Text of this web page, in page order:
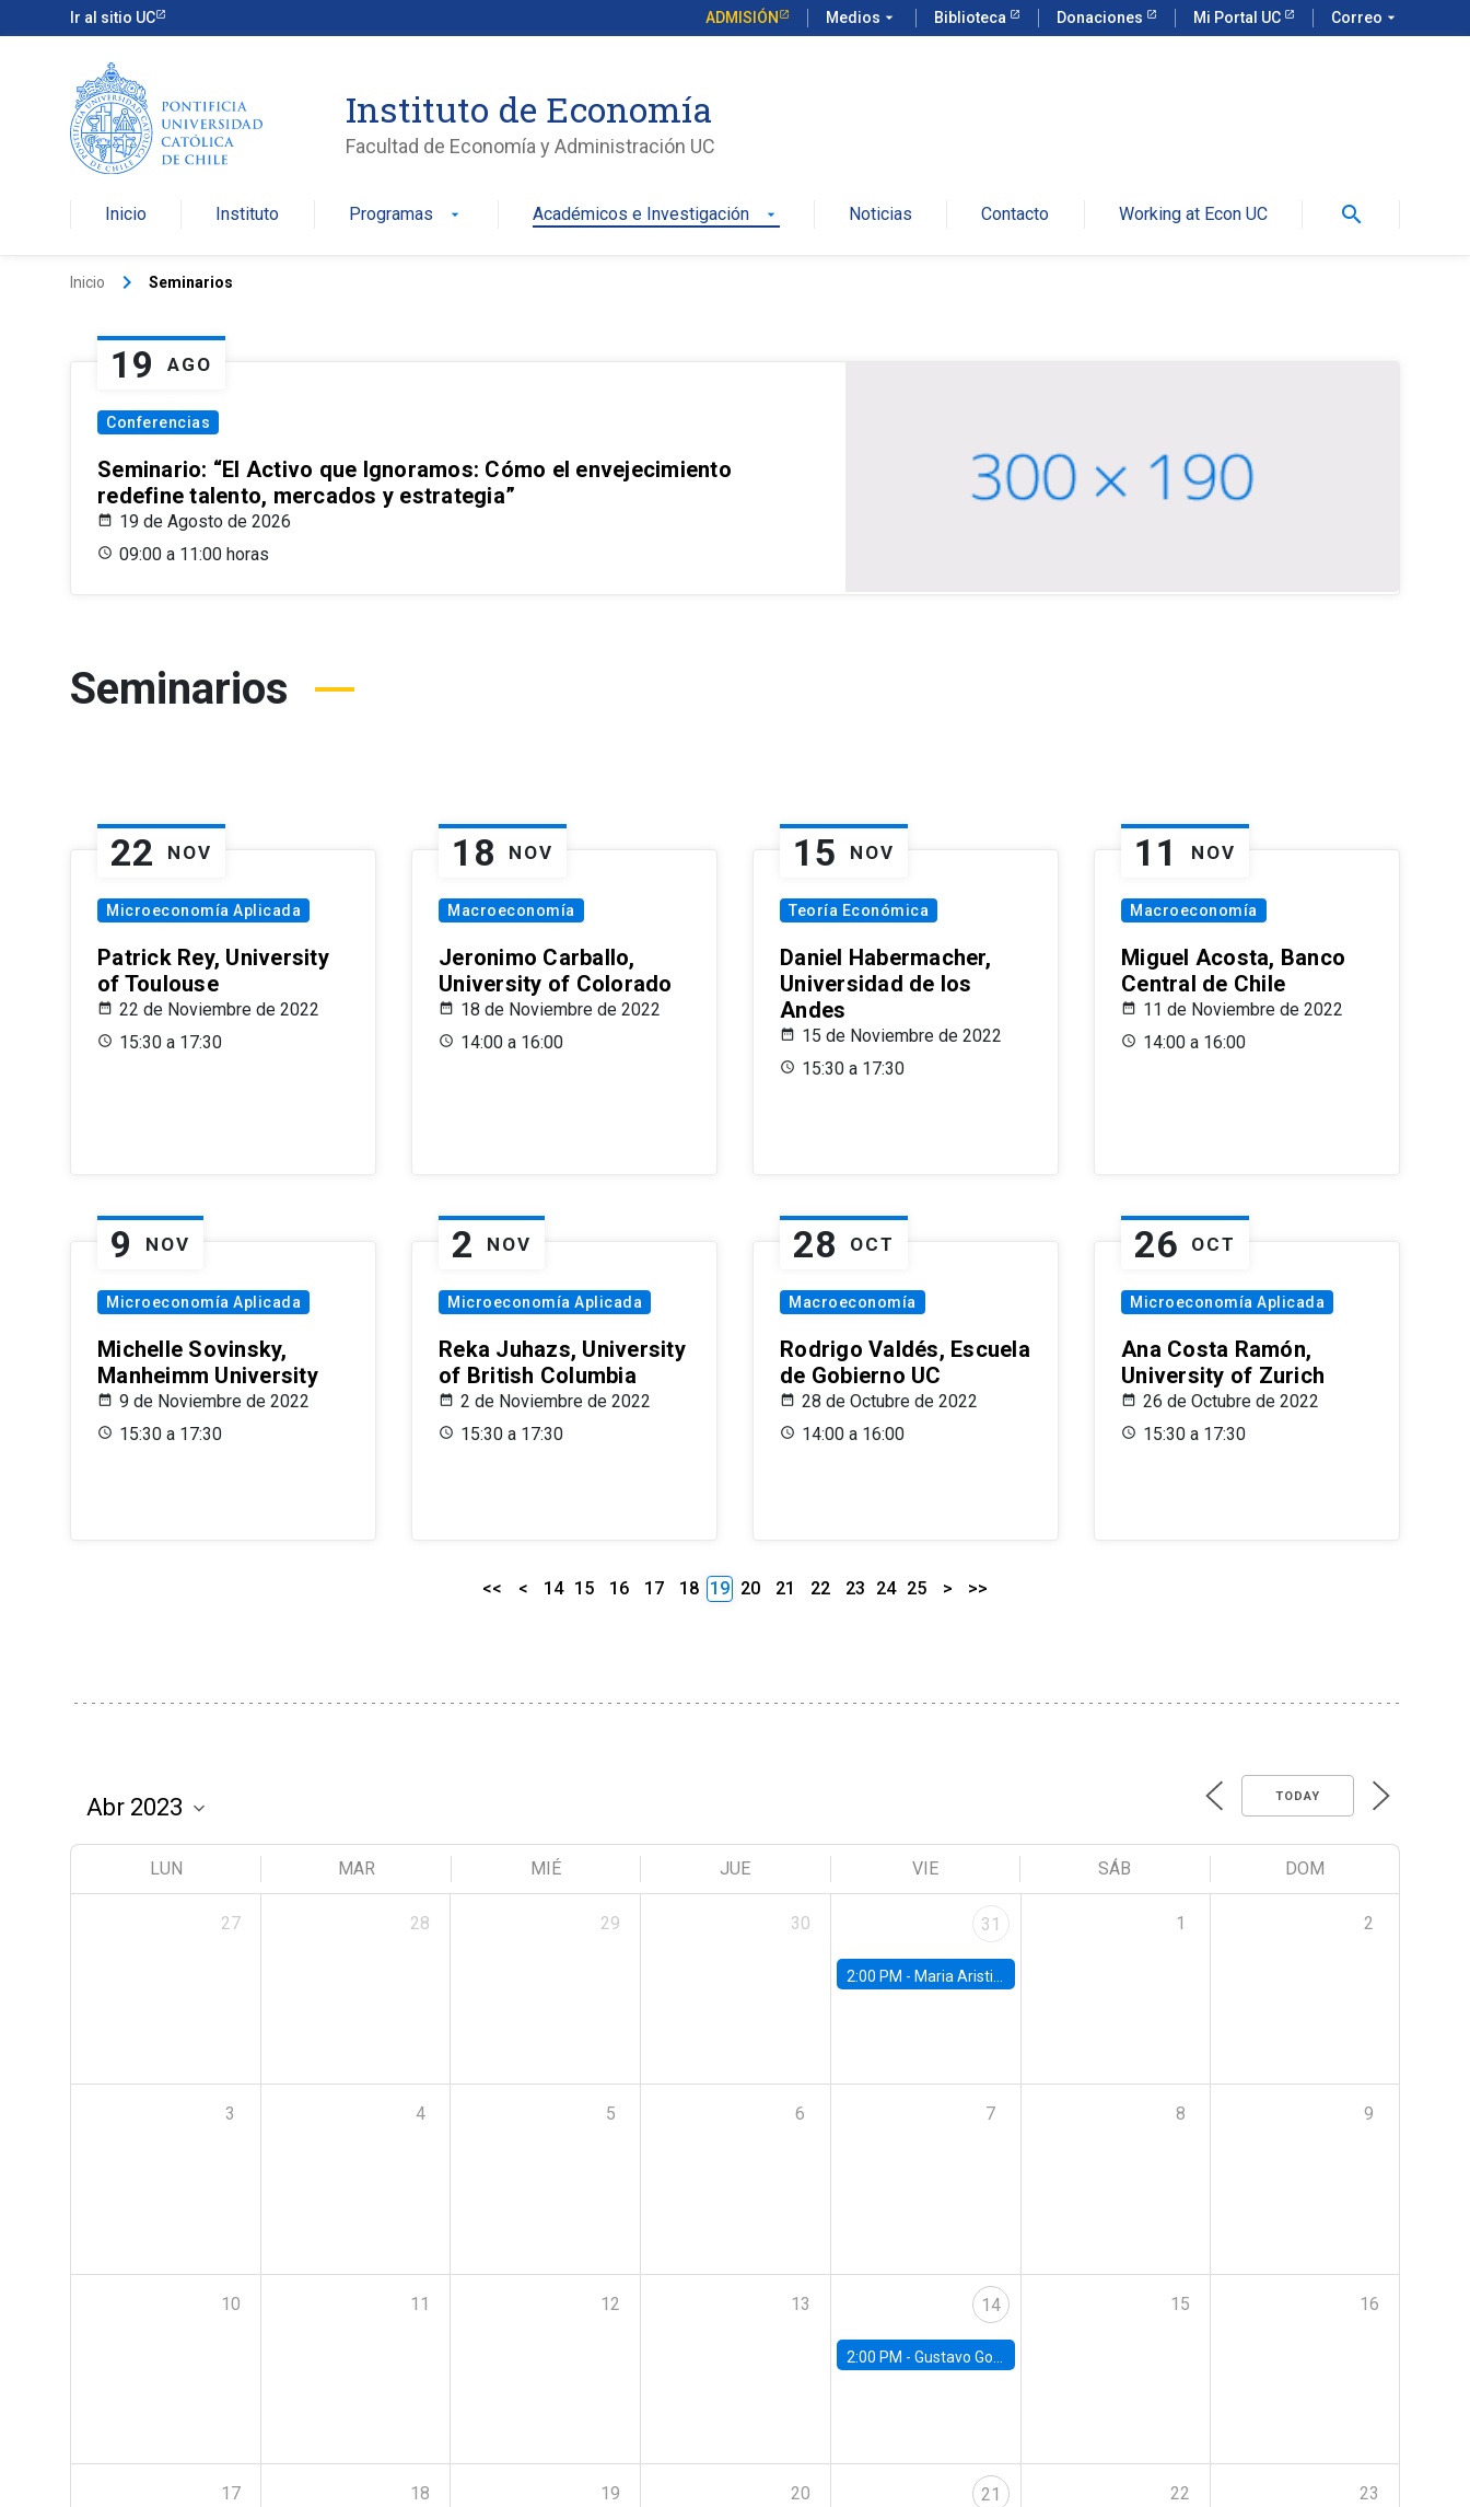
Ir al sitio UC ADMISIÓN Medios arrow_drop_down Biblioteca Donaciones Mi Portal UC Correo arrow_drop_down
Instituto de Economía
Facultad de Economía y Administración UC
Inicio Instituto Programas arrow_drop_down Académicos e Investigación arrow_drop_down Noticias Contacto Working at Econ UC search
Inicio keyboard_arrow_right Seminarios
19 AGO
Conferencias
Seminario: “El Activo que Ignoramos: Cómo el envejecimiento
redefine talento, mercados y estrategia”
19 de Agosto de 2026
09:00 a 11:00 horas
Seminarios
22 NOV
Microeconomía Aplicada
Patrick Rey, University
of Toulouse
22 de Noviembre de 2022
15:30 a 17:30
18 NOV
Macroeconomía
Jeronimo Carballo,
University of Colorado
18 de Noviembre de 2022
14:00 a 16:00
15 NOV
Teoría Económica
Daniel Habermacher,
Universidad de los
Andes
15 de Noviembre de 2022
15:30 a 17:30
11 NOV
Macroeconomía
Miguel Acosta, Banco
Central de Chile
11 de Noviembre de 2022
14:00 a 16:00
9 NOV
Microeconomía Aplicada
Michelle Sovinsky,
Manheimm University
9 de Noviembre de 2022
15:30 a 17:30
2 NOV
Microeconomía Aplicada
Reka Juhazs, University
of British Columbia
2 de Noviembre de 2022
15:30 a 17:30
28 OCT
Macroeconomía
Rodrigo Valdés, Escuela
de Gobierno UC
28 de Octubre de 2022
14:00 a 16:00
26 OCT
Microeconomía Aplicada
Ana Costa Ramón,
University of Zurich
26 de Octubre de 2022
15:30 a 17:30
<< < 14 15 16 17 18 19 20 21 22 23 24 25 > >>
TODAY
LUN MAR MIÉ JUE VIE SÁB DOM
27 28 29 30 31
2:00 PM - Maria Aristizabal-Ramirez, FED Board
1 2
3 4 5 6 7 8 9
10 11 12 13 14
2:00 PM - Gustavo González - Banco Central de Chile
15 16
17 18 19 20 21 22 23